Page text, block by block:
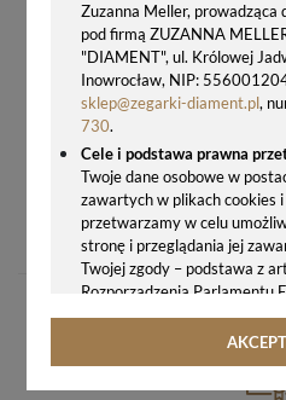
Zuzanna Meller, prowadząca
pod firmą ZUZANNA
"DIAMENT", ul. Królowej
Inowrocław, NIP:
sklep@zegarki-diament.pl,
730.
Cele i podstawa prawna
Twoje dane osobowe w
zawartych w plikach cookies
przetwarzamy w celu
stronę i przeglądania jej
Twojej zgody – podstawa z
Rozporządzenia Parlamentu
2016/679 z 27.04.2016 r. w
fizycznych w związku z